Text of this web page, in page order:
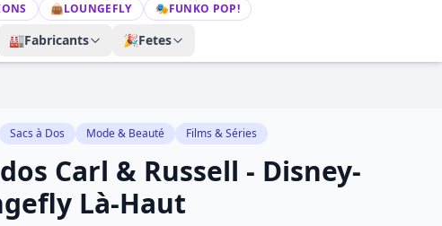
👜LOUNGEFLY 🎭FUNKO POP!
🏭Fabricants 🎉Fetes
Sacs à Dos Mode & Beauté Films & Séries
Carl & Russell - Disney-
Là-Haut